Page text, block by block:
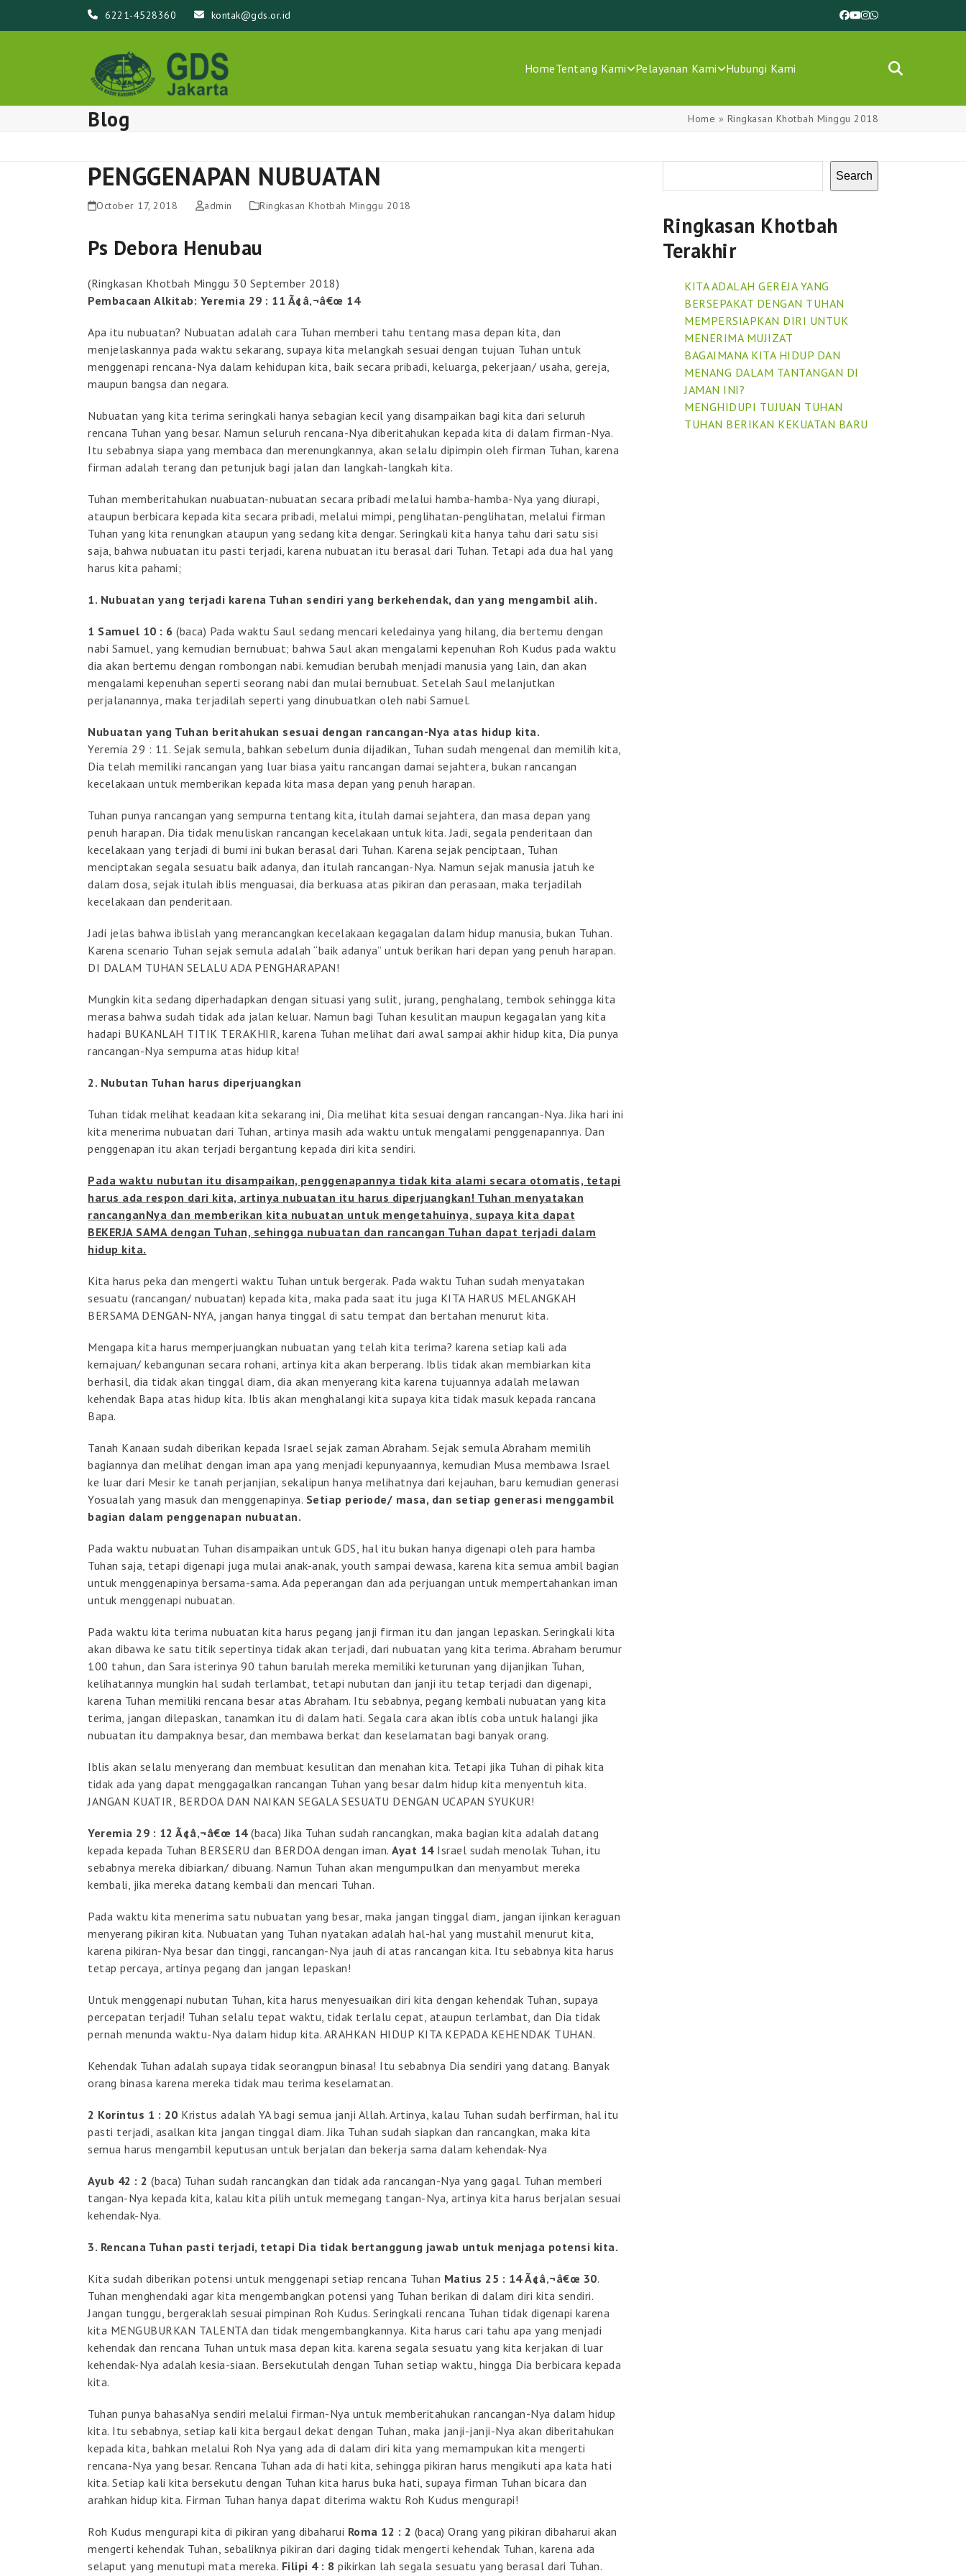
6221-4528360 kontak@gds.or.id Facebook
YouTube
Instagram
Whatsapp
HomeTentang Kami Pelayanan Kami Hubungi Kami
Blog Home » Ringkasan Khotbah Minggu 2018
PENGGENAPAN NUBUATAN
October 17, 2018 admin Ringkasan Khotbah Minggu 2018
Ps Debora Henubau
(Ringkasan Khotbah Minggu 30 September 2018)
Pembacaan Alkitab: Yeremia 29 : 11 Ã¢â‚¬â€œ 14
Apa itu nubuatan? Nubuatan adalah cara Tuhan memberi tahu tentang masa depan kita, dan
menjelaskannya pada waktu sekarang, supaya kita melangkah sesuai dengan tujuan Tuhan untuk
menggenapi rencana-Nya dalam kehidupan kita, baik secara pribadi, keluarga, pekerjaan/ usaha, gereja,
maupun bangsa dan negara.
Nubuatan yang kita terima seringkali hanya sebagian kecil yang disampaikan bagi kita dari seluruh
rencana Tuhan yang besar. Namun seluruh rencana-Nya diberitahukan kepada kita di dalam firman-Nya.
Itu sebabnya siapa yang membaca dan merenungkannya, akan selalu dipimpin oleh firman Tuhan, karena
firman adalah terang dan petunjuk bagi jalan dan langkah-langkah kita.
Tuhan memberitahukan nuabuatan-nubuatan secara pribadi melalui hamba-hamba-Nya yang diurapi,
ataupun berbicara kepada kita secara pribadi, melalui mimpi, penglihatan-penglihatan, melalui firman
Tuhan yang kita renungkan ataupun yang sedang kita dengar. Seringkali kita hanya tahu dari satu sisi
saja, bahwa nubuatan itu pasti terjadi, karena nubuatan itu berasal dari Tuhan. Tetapi ada dua hal yang
harus kita pahami;
1. Nubuatan yang terjadi karena Tuhan sendiri yang berkehendak, dan yang mengambil alih.
1 Samuel 10 : 6 (baca) Pada waktu Saul sedang mencari keledainya yang hilang, dia bertemu dengan
nabi Samuel, yang kemudian bernubuat; bahwa Saul akan mengalami kepenuhan Roh Kudus pada waktu
dia akan bertemu dengan rombongan nabi. kemudian berubah menjadi manusia yang lain, dan akan
mengalami kepenuhan seperti seorang nabi dan mulai bernubuat. Setelah Saul melanjutkan
perjalanannya, maka terjadilah seperti yang dinubuatkan oleh nabi Samuel.
Nubuatan yang Tuhan beritahukan sesuai dengan rancangan-Nya atas hidup kita.
Yeremia 29 : 11. Sejak semula, bahkan sebelum dunia dijadikan, Tuhan sudah mengenal dan memilih kita,
Dia telah memiliki rancangan yang luar biasa yaitu rancangan damai sejahtera, bukan rancangan
kecelakaan untuk memberikan kepada kita masa depan yang penuh harapan.
Tuhan punya rancangan yang sempurna tentang kita, itulah damai sejahtera, dan masa depan yang
penuh harapan. Dia tidak menuliskan rancangan kecelakaan untuk kita. Jadi, segala penderitaan dan
kecelakaan yang terjadi di bumi ini bukan berasal dari Tuhan. Karena sejak penciptaan, Tuhan
menciptakan segala sesuatu baik adanya, dan itulah rancangan-Nya. Namun sejak manusia jatuh ke
dalam dosa, sejak itulah iblis menguasai, dia berkuasa atas pikiran dan perasaan, maka terjadilah
kecelakaan dan penderitaan.
Jadi jelas bahwa iblislah yang merancangkan kecelakaan kegagalan dalam hidup manusia, bukan Tuhan.
Karena scenario Tuhan sejak semula adalah “baik adanya” untuk berikan hari depan yang penuh harapan.
DI DALAM TUHAN SELALU ADA PENGHARAPAN!
Mungkin kita sedang diperhadapkan dengan situasi yang sulit, jurang, penghalang, tembok sehingga kita
merasa bahwa sudah tidak ada jalan keluar. Namun bagi Tuhan kesulitan maupun kegagalan yang kita
hadapi BUKANLAH TITIK TERAKHIR, karena Tuhan melihat dari awal sampai akhir hidup kita, Dia punya
rancangan-Nya sempurna atas hidup kita!
2. Nubutan Tuhan harus diperjuangkan
Tuhan tidak melihat keadaan kita sekarang ini, Dia melihat kita sesuai dengan rancangan-Nya. Jika hari ini
kita menerima nubuatan dari Tuhan, artinya masih ada waktu untuk mengalami penggenapannya. Dan
penggenapan itu akan terjadi bergantung kepada diri kita sendiri.
Pada waktu nubutan itu disampaikan, penggenapannya tidak kita alami secara otomatis, tetapi
harus ada respon dari kita, artinya nubuatan itu harus diperjuangkan! Tuhan menyatakan
rancanganNya dan memberikan kita nubuatan untuk mengetahuinya, supaya kita dapat
BEKERJA SAMA dengan Tuhan, sehingga nubuatan dan rancangan Tuhan dapat terjadi dalam
hidup kita.
Kita harus peka dan mengerti waktu Tuhan untuk bergerak. Pada waktu Tuhan sudah menyatakan
sesuatu (rancangan/ nubuatan) kepada kita, maka pada saat itu juga KITA HARUS MELANGKAH
BERSAMA DENGAN-NYA, jangan hanya tinggal di satu tempat dan bertahan menurut kita.
Mengapa kita harus memperjuangkan nubuatan yang telah kita terima? karena setiap kali ada
kemajuan/ kebangunan secara rohani, artinya kita akan berperang. Iblis tidak akan membiarkan kita
berhasil, dia tidak akan tinggal diam, dia akan menyerang kita karena tujuannya adalah melawan
kehendak Bapa atas hidup kita. Iblis akan menghalangi kita supaya kita tidak masuk kepada rancana
Bapa.
Tanah Kanaan sudah diberikan kepada Israel sejak zaman Abraham. Sejak semula Abraham memilih
bagiannya dan melihat dengan iman apa yang menjadi kepunyaannya, kemudian Musa membawa Israel
ke luar dari Mesir ke tanah perjanjian, sekalipun hanya melihatnya dari kejauhan, baru kemudian generasi
Yosualah yang masuk dan menggenapinya. Setiap periode/ masa, dan setiap generasi menggambil
bagian dalam penggenapan nubuatan.
Pada waktu nubuatan Tuhan disampaikan untuk GDS, hal itu bukan hanya digenapi oleh para hamba
Tuhan saja, tetapi digenapi juga mulai anak-anak, youth sampai dewasa, karena kita semua ambil bagian
untuk menggenapinya bersama-sama. Ada peperangan dan ada perjuangan untuk mempertahankan iman
untuk menggenapi nubuatan.
Pada waktu kita terima nubuatan kita harus pegang janji firman itu dan jangan lepaskan. Seringkali kita
akan dibawa ke satu titik sepertinya tidak akan terjadi, dari nubuatan yang kita terima. Abraham berumur
100 tahun, dan Sara isterinya 90 tahun barulah mereka memiliki keturunan yang dijanjikan Tuhan,
kelihatannya mungkin hal sudah terlambat, tetapi nubutan dan janji itu tetap terjadi dan digenapi,
karena Tuhan memiliki rencana besar atas Abraham. Itu sebabnya, pegang kembali nubuatan yang kita
terima, jangan dilepaskan, tanamkan itu di dalam hati. Segala cara akan iblis coba untuk halangi jika
nubuatan itu dampaknya besar, dan membawa berkat dan keselamatan bagi banyak orang.
Iblis akan selalu menyerang dan membuat kesulitan dan menahan kita. Tetapi jika Tuhan di pihak kita
tidak ada yang dapat menggagalkan rancangan Tuhan yang besar dalm hidup kita menyentuh kita.
JANGAN KUATIR, BERDOA DAN NAIKAN SEGALA SESUATU DENGAN UCAPAN SYUKUR!
Yeremia 29 : 12 Ã¢â‚¬â€œ 14(baca) Jika Tuhan sudah rancangkan, maka bagian kita adalah datang
kepada kepada Tuhan BERSERU dan BERDOA dengan iman. Ayat 14Israel sudah menolak Tuhan, itu
sebabnya mereka dibiarkan/ dibuang. Namun Tuhan akan mengumpulkan dan menyambut mereka
kembali, jika mereka datang kembali dan mencari Tuhan.
Pada waktu kita menerima satu nubuatan yang besar, maka jangan tinggal diam, jangan ijinkan keraguan
menyerang pikiran kita. Nubuatan yang Tuhan nyatakan adalah hal-hal yang mustahil menurut kita,
karena pikiran-Nya besar dan tinggi, rancangan-Nya jauh di atas rancangan kita. Itu sebabnya kita harus
tetap percaya, artinya pegang dan jangan lepaskan!
Untuk menggenapi nubutan Tuhan, kita harus menyesuaikan diri kita dengan kehendak Tuhan, supaya
percepatan terjadi! Tuhan selalu tepat waktu, tidak terlalu cepat, ataupun terlambat, dan Dia tidak
pernah menunda waktu-Nya dalam hidup kita. ARAHKAN HIDUP KITA KEPADA KEHENDAK TUHAN.
Kehendak Tuhan adalah supaya tidak seorangpun binasa! Itu sebabnya Dia sendiri yang datang. Banyak
orang binasa karena mereka tidak mau terima keselamatan.
2 Korintus 1 : 20 Kristus adalah YA bagi semua janji Allah. Artinya, kalau Tuhan sudah berfirman, hal itu
pasti terjadi, asalkan kita jangan tinggal diam. Jika Tuhan sudah siapkan dan rancangkan, maka kita
semua harus mengambil keputusan untuk berjalan dan bekerja sama dalam kehendak-Nya
Ayub 42 : 2 (baca) Tuhan sudah rancangkan dan tidak ada rancangan-Nya yang gagal. Tuhan memberi
tangan-Nya kepada kita, kalau kita pilih untuk memegang tangan-Nya, artinya kita harus berjalan sesuai
kehendak-Nya.
3. Rencana Tuhan pasti terjadi, tetapi Dia tidak bertanggung jawab untuk menjaga potensi kita.
Kita sudah diberikan potensi untuk menggenapi setiap rencana Tuhan Matius 25 : 14 Ã¢â‚¬â€œ 30.
Tuhan menghendaki agar kita mengembangkan potensi yang Tuhan berikan di dalam diri kita sendiri.
Jangan tunggu, bergeraklah sesuai pimpinan Roh Kudus. Seringkali rencana Tuhan tidak digenapi karena
kita MENGUBURKAN TALENTA dan tidak mengembangkannya. Kita harus cari tahu apa yang menjadi
kehendak dan rencana Tuhan untuk masa depan kita. karena segala sesuatu yang kita kerjakan di luar
kehendak-Nya adalah kesia-siaan. Bersekutulah dengan Tuhan setiap waktu, hingga Dia berbicara kepada
kita.
Tuhan punya bahasaNya sendiri melalui firman-Nya untuk memberitahukan rancangan-Nya dalam hidup
kita. Itu sebabnya, setiap kali kita bergaul dekat dengan Tuhan, maka janji-janji-Nya akan diberitahukan
kepada kita, bahkan melalui Roh Nya yang ada di dalam diri kita yang memampukan kita mengerti
rencana-Nya yang besar. Rencana Tuhan ada di hati kita, sehingga pikiran harus mengikuti apa kata hati
kita. Setiap kali kita bersekutu dengan Tuhan kita harus buka hati, supaya firman Tuhan bicara dan
arahkan hidup kita. Firman Tuhan hanya dapat diterima waktu Roh Kudus mengurapi!
Roh Kudus mengurapi kita di pikiran yang dibaharui Roma 12 : 2 (baca) Orang yang pikiran dibaharui akan
mengerti kehendak Tuhan, sebaliknya pikiran dari daging tidak mengerti kehendak Tuhan, karena ada
selaput yang menutupi mata mereka. Filipi 4 : 8 pikirkan lah segala sesuatu yang berasal dari Tuhan.
Search
Ringkasan Khotbah
Terakhir
KITA ADALAH GEREJA YANG
BERSEPAKAT DENGAN TUHAN
MEMPERSIAPKAN DIRI UNTUK
MENERIMA MUJIZAT
BAGAIMANA KITA HIDUP DAN
MENANG DALAM TANTANGAN DI
JAMAN INI?
MENGHIDUPI TUJUAN TUHAN
TUHAN BERIKAN KEKUATAN BARU